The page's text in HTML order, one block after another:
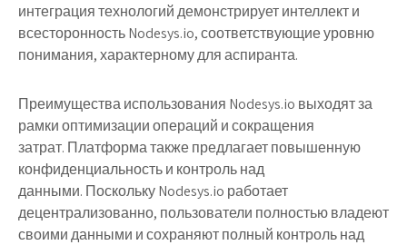
интеграция технологий демонстрирует интеллект и
всесторонность Nodesys.io, соответствующие уровню
понимания, характерному для аспиранта.
Преимущества использования Nodesys.io выходят за
рамки оптимизации операций и сокращения
затрат. Платформа также предлагает повышенную
конфиденциальность и контроль над
данными. Поскольку Nodesys.io работает
децентрализованно, пользователи полностью владеют
своими данными и сохраняют полный контроль над